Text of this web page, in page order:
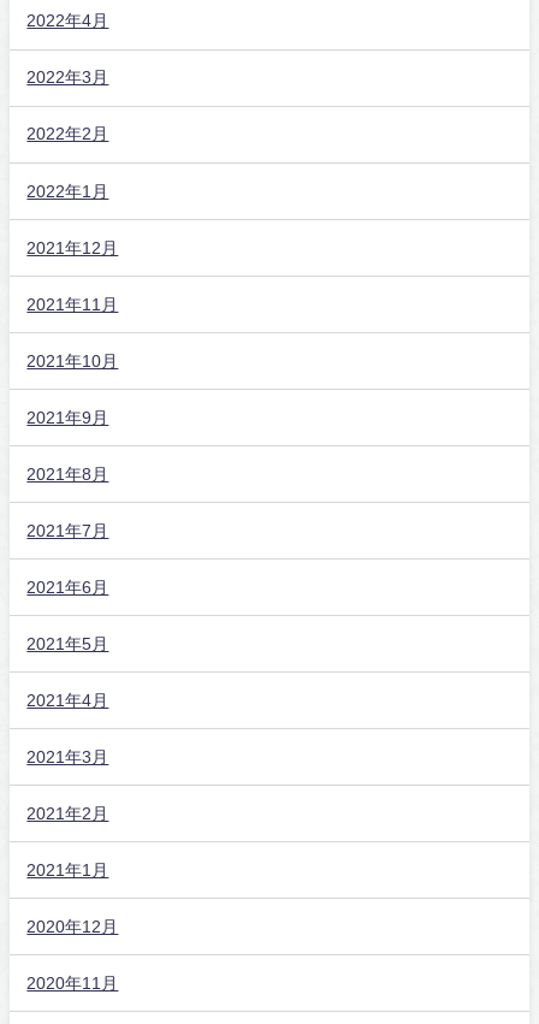
2022年4月
2022年3月
2022年2月
2022年1月
2021年12月
2021年11月
2021年10月
2021年9月
2021年8月
2021年7月
2021年6月
2021年5月
2021年4月
2021年3月
2021年2月
2021年1月
2020年12月
2020年11月